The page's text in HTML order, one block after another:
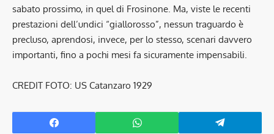
sabato prossimo, in quel di Frosinone. Ma, viste le recenti
prestazioni dell’undici “giallorosso”, nessun traguardo è
precluso, aprendosi, invece, per lo stesso, scenari davvero
importanti, fino a pochi mesi fa sicuramente impensabili.
CREDIT FOTO: US Catanzaro 1929